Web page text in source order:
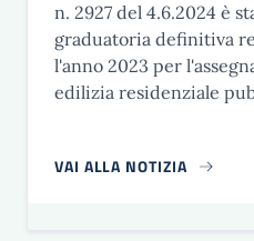
n. 2927 del 4.6.2024 è
graduatoria definitiva
l'anno 2023 per
edilizia residenziale
VAI ALLA NOTIZIA